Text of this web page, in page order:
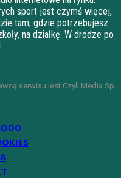
sport jest czymś więcej,
tam, gdzie potrzebujesz
na działkę. W drodze po
serwisu jest Czyli Media Sp.